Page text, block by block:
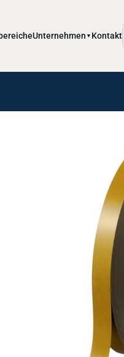
Unternehmen ▼ Kontakt